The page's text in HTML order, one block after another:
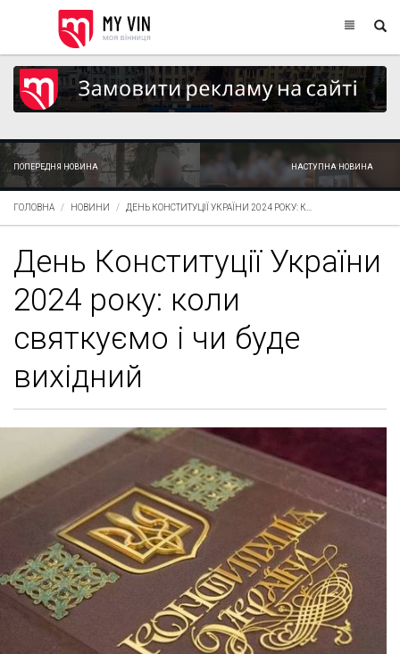
ПОПЕРЕДНЯ НОВИНА НАСТУПНА НОВИНА
ГОЛОВНА НОВИНИ ДЕНЬ КОНСТИТУЦІЇ УКРАЇНИ 2024 РОКУ: К...
День Конституції України
2024 року: коли
святкуємо і чи буде
вихідний